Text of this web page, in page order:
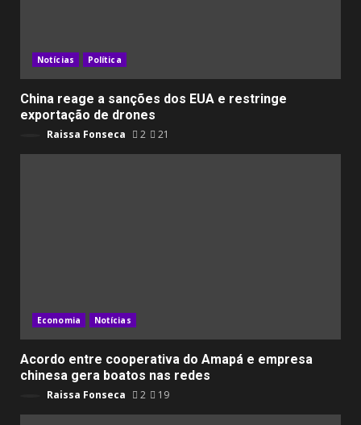
Notícias Política
China reage a sanções dos EUA e restringe
exportação de drones
Raissa Fonseca 2 21
Economia Notícias
Acordo entre cooperativa do Amapá e empresa
chinesa gera boatos nas redes
Raissa Fonseca 2 19